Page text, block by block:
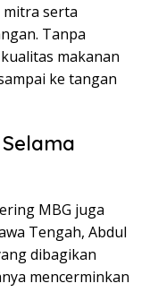
serta
Tanpa
makanan
ke tangan
MBG juga
Tengah, Abdul
dibagikan
mencerminkan